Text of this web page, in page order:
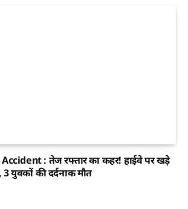
: तेज रफ्तार का कहर! हाईवे पर खड़े
युवकों की दर्दनाक मौत